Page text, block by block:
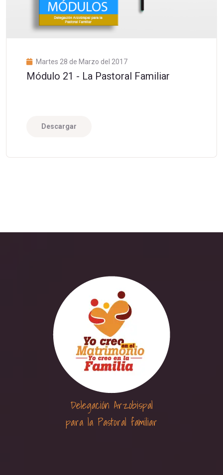
Martes 28 de Marzo del 2017
Módulo 21 - La Pastoral Familiar
Descargar
Delegación Arzobispal
para la Pastoral familiar